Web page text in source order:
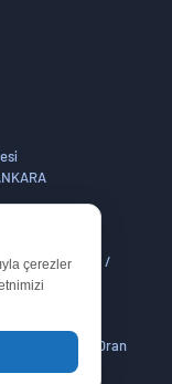
çerezler
Bakanlıklar /
No : 51/1 Oran